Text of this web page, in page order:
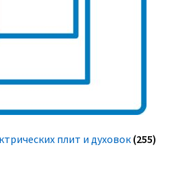
плит и духовок (255)